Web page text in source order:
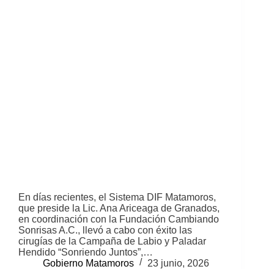
En días recientes, el Sistema DIF Matamoros,
que preside la Lic. Ana Ariceaga de Granados,
en coordinación con la Fundación Cambiando
Sonrisas A.C., llevó a cabo con éxito las
cirugías de la Campaña de Labio y Paladar
Hendido “Sonriendo Juntos”,…
Gobierno Matamoros
23 junio, 2026